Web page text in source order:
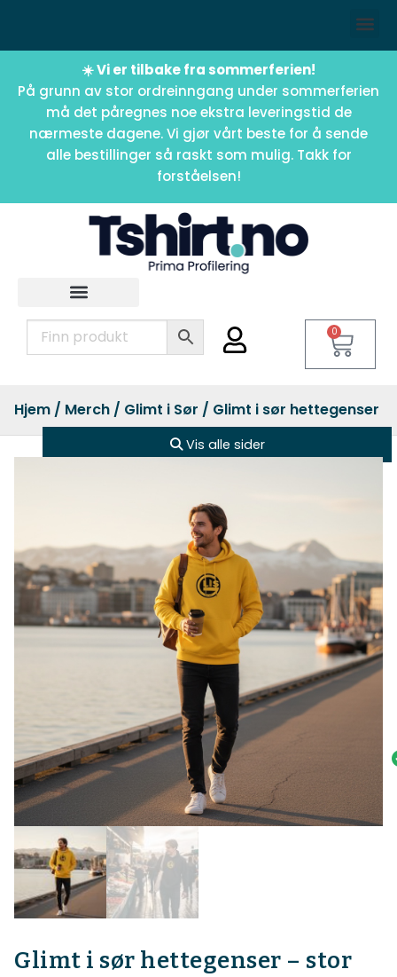
☀️ Vi er tilbake fra sommerferien!
På grunn av stor ordreinngang under sommerferien
må det påregnes noe ekstra leveringstid de
nærmeste dagene. Vi gjør vårt beste for å sende
alle bestillinger så raskt som mulig. Takk for
forståelsen!
0
Hjem / Merch / Glimt i Sør / Glimt i sør hettegenser
Vis alle sider
Glimt i sør hettegenser – stor